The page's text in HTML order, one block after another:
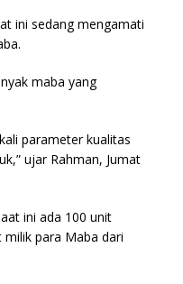
ini sedang mengamati
maba yang
parameter kualitas
ujar Rahman, Jumat
ini ada 100 unit
para Maba dari